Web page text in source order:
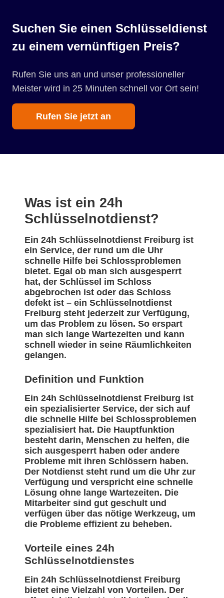
Suchen Sie einen Schlüsseldienst
zu einem vernünftigen Preis?
Rufen Sie uns an und unser professioneller
Meister wird in 25 Minuten schnell vor Ort sein!
Rufen Sie jetzt an
Was ist ein 24h
Schlüsselnotdienst?
Ein 24h Schlüsselnotdienst Freiburg ist
ein Service, der rund um die Uhr
schnelle Hilfe bei Schlossproblemen
bietet. Egal ob man sich ausgesperrt
hat, der Schlüssel im Schloss
abgebrochen ist oder das Schloss
defekt ist – ein Schlüsselnotdienst
Freiburg steht jederzeit zur Verfügung,
um das Problem zu lösen. So erspart
man sich lange Wartezeiten und kann
schnell wieder in seine Räumlichkeiten
gelangen.
Definition und Funktion
Ein 24h Schlüsselnotdienst Freiburg ist
ein spezialisierter Service, der sich auf
die schnelle Hilfe bei Schlossproblemen
spezialisiert hat. Die Hauptfunktion
besteht darin, Menschen zu helfen, die
sich ausgesperrt haben oder andere
Probleme mit ihren Schlössern haben.
Der Notdienst steht rund um die Uhr zur
Verfügung und verspricht eine schnelle
Lösung ohne lange Wartezeiten. Die
Mitarbeiter sind gut geschult und
verfügen über das nötige Werkzeug, um
die Probleme effizient zu beheben.
Vorteile eines 24h
Schlüsselnotdienstes
Ein 24h Schlüsselnotdienst Freiburg
bietet eine Vielzahl von Vorteilen. Der